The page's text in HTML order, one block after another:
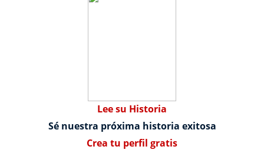
Lee su Historia
Sé nuestra próxima historia exitosa
Crea tu perfil gratis